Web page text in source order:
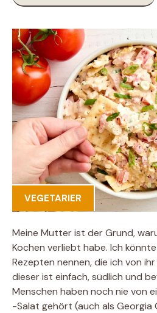
VEGETARIER
Meine Mutter ist der Grund,
Kochen verliebt habe. Ich
Rezepten nennen, die ich von
dieser ist einfach, südlich und
Menschen haben noch nie von
-Salat gehört (auch als Georgia